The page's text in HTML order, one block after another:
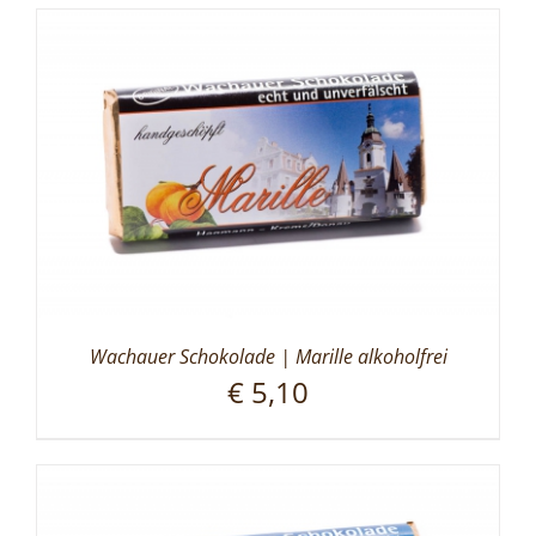
Wachauer Schokolade | Marille alkoholfrei
€ 5,10